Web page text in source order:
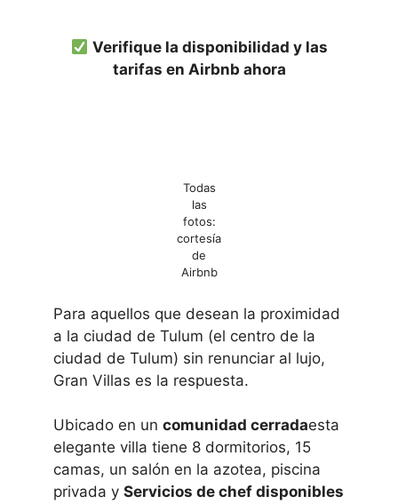
Verifique la disponibilidad y las
tarifas en Airbnb ahora
Todas
las
fotos:
cortesía
de
Airbnb
Para aquellos que desean la proximidad
a la ciudad de Tulum (el centro de la
ciudad de Tulum) sin renunciar al lujo,
Gran Villas es la respuesta.
Ubicado en un comunidad cerradaesta
elegante villa tiene 8 dormitorios, 15
camas, un salón en la azotea, piscina
privada y Servicios de chef disponibles